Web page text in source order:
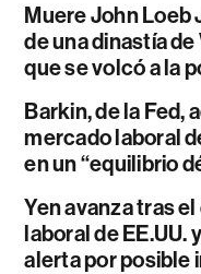
Muere John Loeb
de una dinastía
que se volcó a la
Barkin, de la Fed,
mercado laboral
en un “equilibrio
Yen avanza tras
laboral de EE.UU.
alerta por posible